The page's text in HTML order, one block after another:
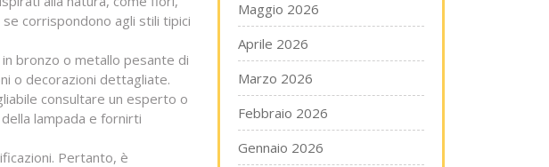
corrispondono agli stili tipici
bronzo o metallo pesante di
o decorazioni dettagliate.
consultare un esperto o
lampada e fornirti
Pertanto, è
Maggio 2026
Aprile 2026
Marzo 2026
Febbraio 2026
Gennaio 2026